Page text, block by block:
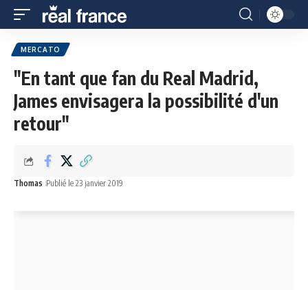
MERCATO
"En tant que fan du Real Madrid,
James envisagera la possibilité d'un
retour"
Thomas Publié le 23 janvier 2019